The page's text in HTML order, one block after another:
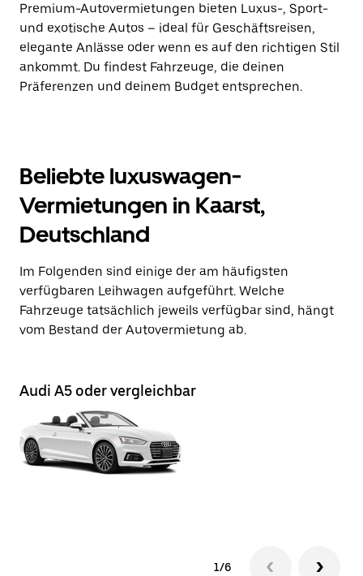
Premium-Autovermietungen bieten Luxus-, Sport-
und exotische Autos – ideal für Geschäftsreisen,
elegante Anlässe oder wenn es auf den richtigen Stil
ankommt. Du findest Fahrzeuge, die deinen
Präferenzen und deinem Budget entsprechen.
Beliebte luxuswagen-
Vermietungen in Kaarst,
Deutschland
Im Folgenden sind einige der am häufigsten
verfügbaren Leihwagen aufgeführt. Welche
Fahrzeuge tatsächlich jeweils verfügbar sind, hängt
vom Bestand der Autovermietung ab.
Audi A5 oder vergleichbar
1/6